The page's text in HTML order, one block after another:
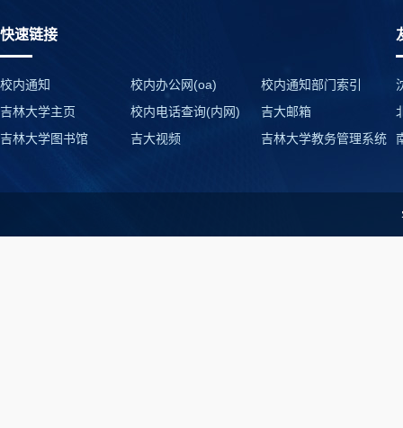
快速链接
校内通知 校内办公网(oa)
校内通知部门索引
吉林大学主页
校内电话查询(内网)
吉大邮箱
吉林大学图书馆
吉大视频 吉林大学教务管理系统